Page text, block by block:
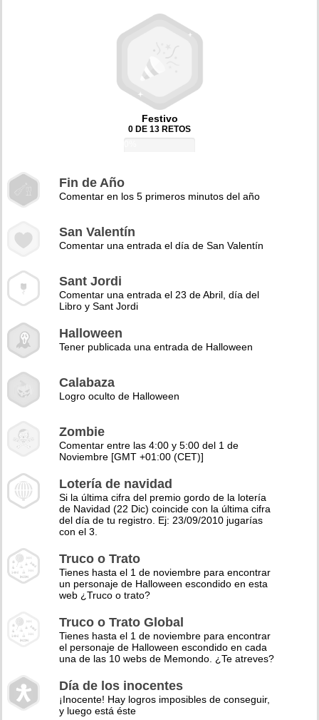
Festivo
0 DE 13 RETOS
Fin de Año
Comentar en los 5 primeros minutos del año
San Valentín
Comentar una entrada el día de San Valentín
Sant Jordi
Comentar una entrada el 23 de Abril, día del
Libro y Sant Jordi
Halloween
Tener publicada una entrada de Halloween
Calabaza
Logro oculto de Halloween
Zombie
Comentar entre las 4:00 y 5:00 del 1 de
Noviembre [GMT +01:00 (CET)]
Lotería de navidad
Si la última cifra del premio gordo de la lotería
de Navidad (22 Dic) coincide con la última cifra
del día de tu registro. Ej: 23/09/2010 jugarías
con el 3.
Truco o Trato
Tienes hasta el 1 de noviembre para encontrar
un personaje de Halloween escondido en esta
web ¿Truco o trato?
Truco o Trato Global
Tienes hasta el 1 de noviembre para encontrar
el personaje de Halloween escondido en cada
una de las 10 webs de Memondo. ¿Te atreves?
Día de los inocentes
¡Inocente! Hay logros imposibles de conseguir,
y luego está éste